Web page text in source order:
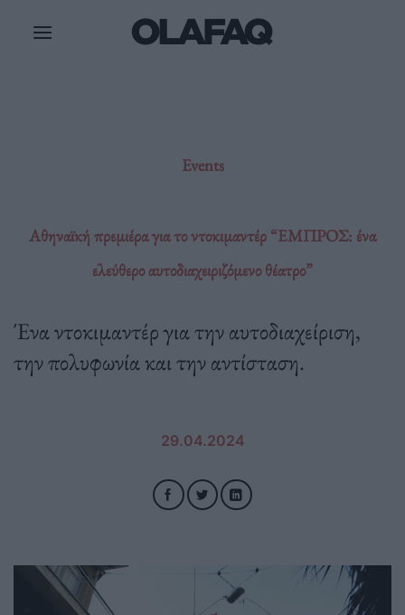
Events
Αθηναϊκή πρεμιέρα για το ντοκιμαντέρ “ΕΜΠΡΟΣ: ένα
ελεύθερο αυτοδιαχειριζόμενο θέατρο”
Ένα ντοκιμαντέρ για την αυτοδιαχείριση,
την πολυφωνία και την αντίσταση.
29.04.2024